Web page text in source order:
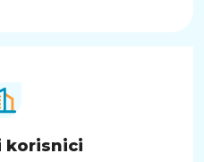
korisnici